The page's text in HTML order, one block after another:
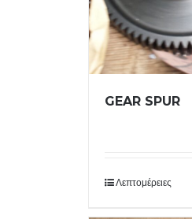
GEAR SPUR
Λεπτομέρειες